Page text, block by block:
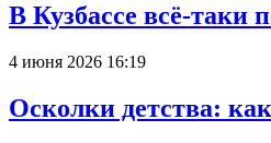
В Кузбассе всё-таки
4 июня 2026 16:19
Осколки детства: